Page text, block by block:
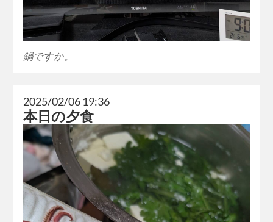
鍋ですか。
2025/02/06 19:36
本日の夕食